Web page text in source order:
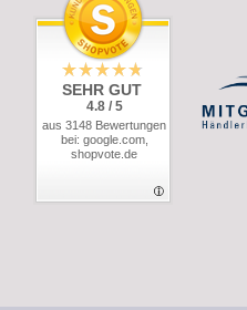
SEHR GUT
4.8 / 5
aus 3148 Bewertungen
bei: google.com,
shopvote.de